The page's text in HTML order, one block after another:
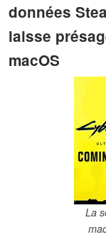
données
laisse
macOS
La